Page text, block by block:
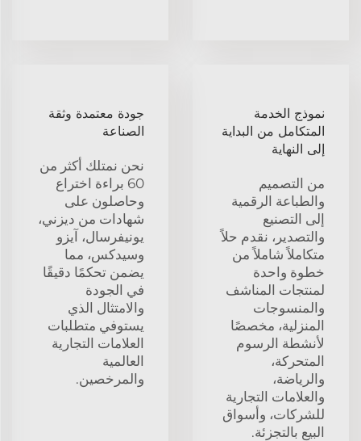
نموذج الخدمة
المتكامل من البداية
إلى النهاية
من التصميم
والطباعة الرقمية
إلى التصنيع
والتصدير، نقدم حلاً
متكاملاً شاملاً من
خطوة واحدة
لمنتجات المناشف
والمنسوجات
المنزلية، مخصصًا
لأنشطة الرسوم
المتحركة،
والرياضة،
والعلامات التجارية
للشركات، وأسواق
البيع بالتجزئة.
جودة معتمدة وثقة
الصناعة
نحن نمتلك أكثر من
60 براءة اختراع
وحاصلون على
شهادات من ديزني،
يونيفرسال، آيزو
وسيدكس، مما
يضمن تحكمًا دقيقًا
في الجودة
والامتثال الذي
يستوفي متطلبات
العلامات التجارية
العالمية
والمرخصين.